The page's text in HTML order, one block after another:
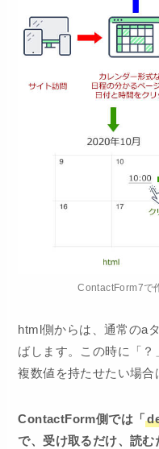
ContactForm7で
html側からは、通常のa
ばします。この時に「？
複数値を持たせたい場合
ContactForm側では「
で、受け取るだけ、読む